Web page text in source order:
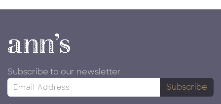
Subscribe to our newsletter
Subscribe